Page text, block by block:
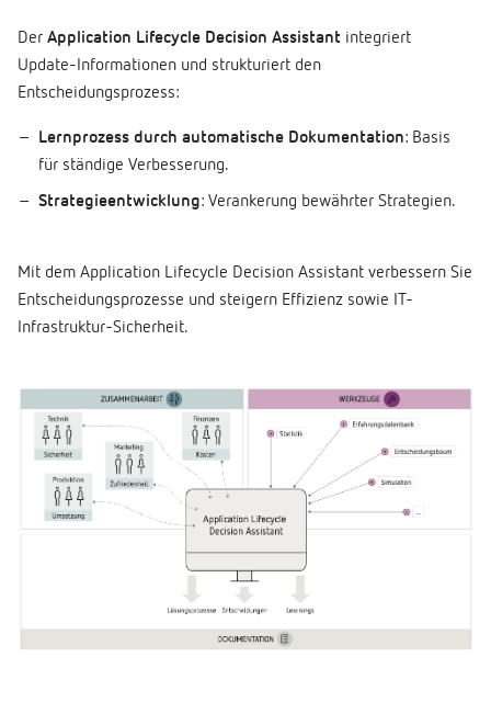
Der Application Lifecycle Decision Assistant integriert
Update-Informationen und strukturiert den
Entscheidungsprozess:
Lernprozess durch automatische Dokumentation: Basis
für ständige Verbesserung.
Strategieentwicklung: Verankerung bewährter Strategien.
Mit dem Application Lifecycle Decision Assistant verbessern Sie
Entscheidungsprozesse und steigern Effizienz sowie IT-
Infrastruktur-Sicherheit.